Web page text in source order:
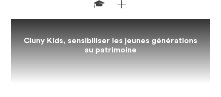
Cluny Kids, sensibiliser les jeunes générations
au patrimoine